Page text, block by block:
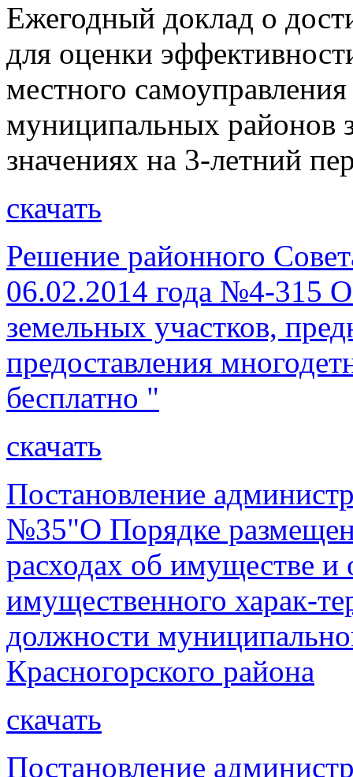
Ежегодный доклад о
для оценки
местного
муниципальных районов
значениях на 3-летний
скачать
Решение районного
06.02.2014 года №4-315
земельных участков,
предоставления
бесплатно "
скачать
Постановление
№35"О Порядке
расходах об имуществе и
имущественного харак-
должности
Красногорского района
скачать
Постановление